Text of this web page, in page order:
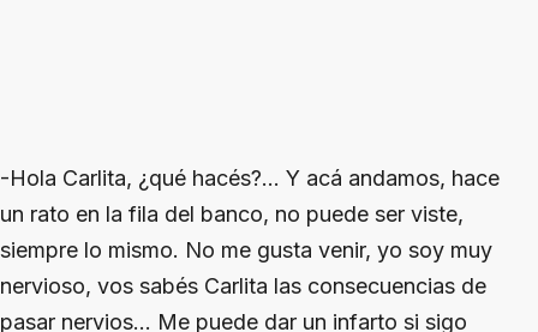
-Hola Carlita, ¿qué hacés?... Y acá andamos, hace
un rato en la fila del banco, no puede ser viste,
siempre lo mismo. No me gusta venir, yo soy muy
nervioso, vos sabés Carlita las consecuencias de
pasar nervios… Me puede dar un infarto si sigo